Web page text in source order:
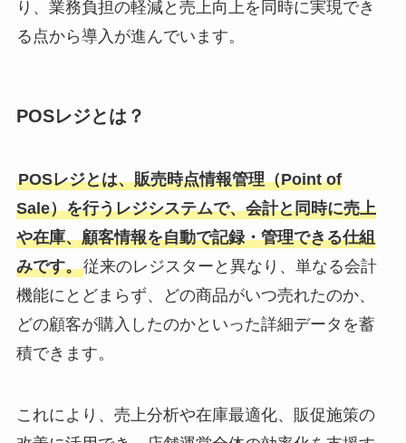
り、業務負担の軽減と売上向上を同時に実現でき
る点から導入が進んでいます。
POSレジとは？
POSレジとは、販売時点情報管理（Point of
Sale）を行うレジシステムで、会計と同時に売上
や在庫、顧客情報を自動で記録・管理できる仕組
みです。従来のレジスターと異なり、単なる会計
機能にとどまらず、どの商品がいつ売れたのか、
どの顧客が購入したのかといった詳細データを蓄
積できます。
これにより、売上分析や在庫最適化、販促施策の